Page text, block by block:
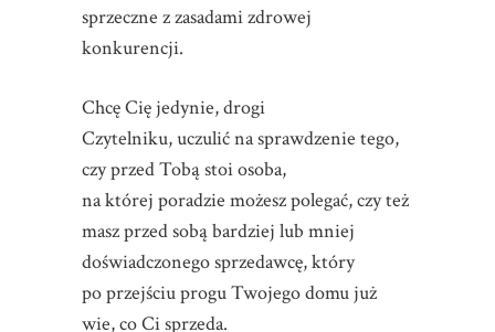
sprzeczne z zasadami zdrowej
konkurencji.
Chcę Cię jedynie, drogi
Czytelniku, uczulić na sprawdzenie tego,
czy przed Tobą stoi osoba,
na której poradzie możesz polegać, czy też
masz przed sobą bardziej lub mniej
doświadczonego sprzedawcę, który
po przejściu progu Twojego domu już
wie, co Ci sprzeda.